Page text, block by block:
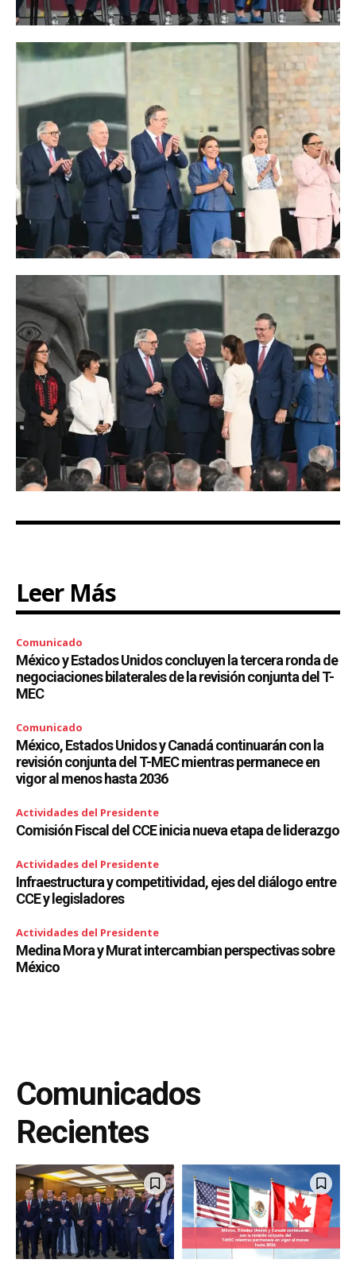
Leer Más
Comunicado
México y Estados Unidos concluyen la tercera ronda de
negociaciones bilaterales de la revisión conjunta del T-
MEC
Comunicado
México, Estados Unidos y Canadá continuarán con la
revisión conjunta del T-MEC mientras permanece en
vigor al menos hasta 2036
Actividades del Presidente
Comisión Fiscal del CCE inicia nueva etapa de liderazgo
Actividades del Presidente
Infraestructura y competitividad, ejes del diálogo entre
CCE y legisladores
Actividades del Presidente
Medina Mora y Murat intercambian perspectivas sobre
México
Comunicados
Recientes